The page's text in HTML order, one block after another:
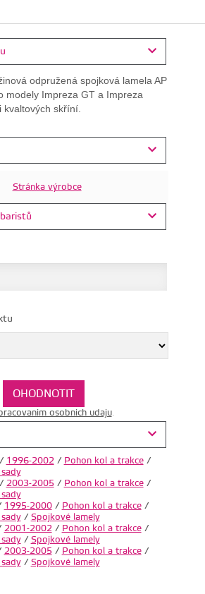
odpružená spojková lamela AP
modely Impreza GT a Impreza
kvaltových skříní.
Stránka výrobce
osobnich udaju.
1996-2002 / Pohon kol a trakce/
2003-2005/ Pohon kol a trakce/
1995-2000/ Pohon kol a trakce/
/ Spojkové lamely
2001-2002 / Pohon kol a trakce/
/ Spojkové lamely
2003-2005/ Pohon kol a trakce/
/ Spojkové lamely